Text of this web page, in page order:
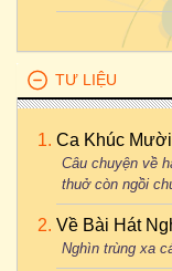
TƯ LIỆU
Ca Khúc
Câu chuyện về
thuở còn ngồi
Về Bài Hát
Nghìn trùng xa